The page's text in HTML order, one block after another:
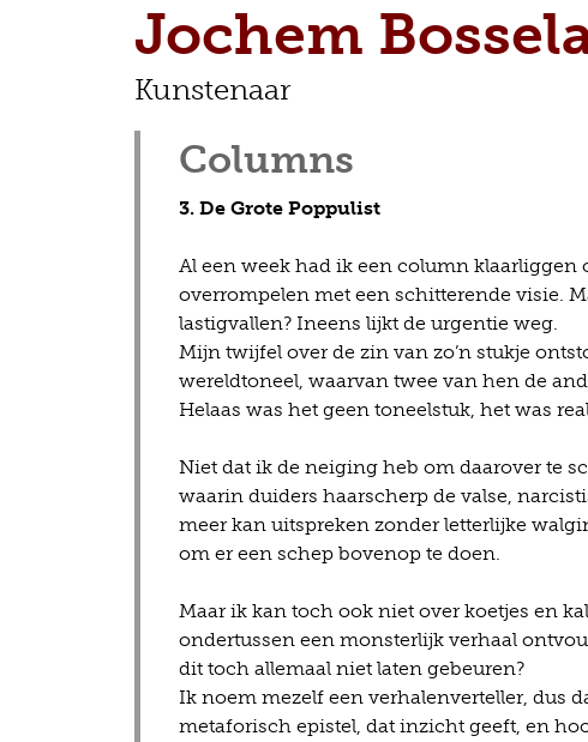
Jochem
Kunstenaar
Columns
3. De Grote Poppulist
Al een week had ik een column klaarliggen
overrompelen met een schitterende visie.
lastigvallen? Ineens lijkt de urgentie weg.
Mijn twijfel over de zin van zo’n stukje
wereldtoneel, waarvan twee van hen de
Helaas was het geen toneelstuk, het was
Niet dat ik de neiging heb om daarover te
waarin duiders haarscherp de valse,
meer kan uitspreken zonder letterlijke
om er een schep bovenop te doen.
Maar ik kan toch ook niet over koetjes en
ondertussen een monsterlijk verhaal
dit toch allemaal niet laten gebeuren?
Ik noem mezelf een verhalenverteller, dus
metaforisch epistel, dat inzicht geeft, en